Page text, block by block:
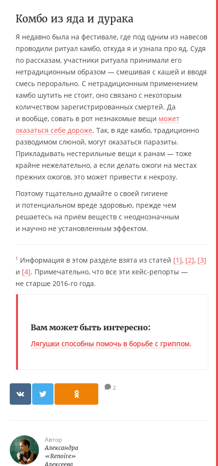
Комбо из яда и дурака
Я недавно была на фестивале, где под одним из навесов
проводили ритуал камбо, откуда я и узнала про яд. Судя
по рассказам, участники ритуала принимали его
нетрадиционным образом — смешивая с кашей и вводя
смесь перорально. С нетрадиционным применением
камбо шутить не стоит, оно связано с некоторым
количеством зарегистрированных смертей. Да
и вообще, совать в рот незнакомые вещи может
оказаться себе дороже. Так, в яде камбо, традиционно
разводимом слюной, могут оказаться паразиты.
Прикладывать нестерильные вещи к ранам — тоже
крайне нежелательно, а если делать ожоги на местах
прежних ожогов, это может привести к некрозу.
Поэтому тщательно думайте о своей гигиене
и потенциальном вреде здоровью, прежде чем
решаетесь на приём веществ с неоднозначным
и научно не установленным эффектом.
1 Информация в этом разделе взята из статей [1], [2], [3]
и [4]. Примечательно, что все эти кейс-репорты —
не старше 2016-го года.
Вам может быть интересно:
Лягушки способны помочь в борьбе с гриппом.
2
Автор
Александра
«Renoire»
Алексеева